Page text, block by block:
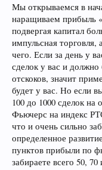
Мы открываемся в
наращиваем прибыль
подвергая капитал
импульсная торговля,
чего. Если за день у
сделок у вас и
отскоков, значит
будет у вас. Но если
100 до 1000 сделок
Фьючерс на индекс
что и очень сильно
определенное
пунктов прибыли по
забираете всего 50,